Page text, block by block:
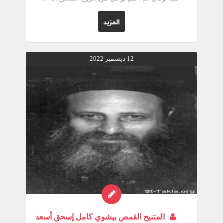
برية هذا العالم. المتنيح القمص بيشوى كامل كاهن
كنيسة الشهيد مارجرجس سبورتنج
المزيد
12 ديسمبر 2022
المتنيح القمص بيشوي كامل إسحق أسعد